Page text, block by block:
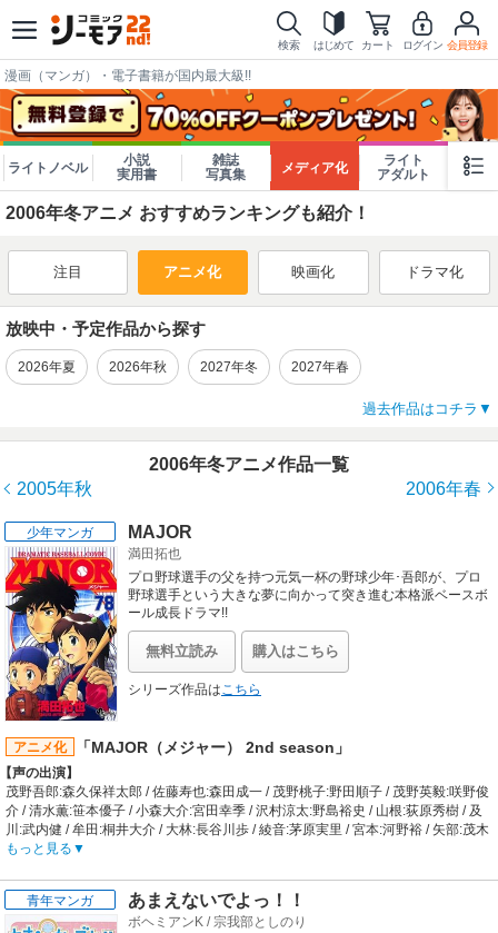
検索 はじめて カート ログイン 会員登録
漫画（マンガ）・電子書籍が国内最大級!!
ライトノベル
小説
実用書
雑誌
写真集
メディア化
ライト
アダルト
2006年冬アニメ おすすめランキングも紹介！
注目 アニメ化 映画化 ドラマ化
放映中・予定作品から探す
2026年夏 2026年秋 2027年冬 2027年春
過去作品はコチラ
2006年冬アニメ作品一覧
2005年秋
2006年春
少年マンガ MAJOR
満田拓也
プロ野球選手の父を持つ元気一杯の野球少年･吾郎が、プロ
野球選手という大きな夢に向かって突き進む本格派ベースボ
ール成長ドラマ!!
無料立読み 購入はこちら
シリーズ作品は こちら
アニメ化 「MAJOR（メジャー） 2nd season」
【声の出演】
茂野吾郎:森久保祥太郎 / 佐藤寿也:森田成一 / 茂野桃子:野田順子 / 茂野英毅:咲野俊
介 / 清水薫:笹本優子 / 小森大介:宮田幸季 / 沢村涼太:野島裕史 / 山根:荻原秀樹 / 及
川:武内健 / 牟田:桐井大介 / 大林:長谷川歩 / 綾音:茅原実里 / 宮本:河野裕 / 矢部:茂木
滋 / 広崎:三本政樹 / 庄司:森伸
第2シリーズは、中学3年生になった吾郎が、4年ぶりに三船町へ戻ってきたとこ
ろから始まります。リトルリーグ時代のチームメイト・小森たちとの再会もつか
の間、転校した三船東中学校の軟式（なんしき）野球部が、廃部寸前の危機にあ
もっと見る
青年マンガ あまえないでよっ！！
ボヘミアンK / 宗我部としのり